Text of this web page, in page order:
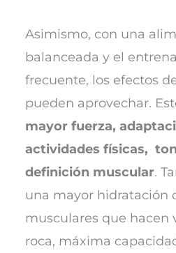
Asimismo, con una
balanceada y el
frecuente, los efectos
pueden aprovechar.
mayor fuerza,
actividades físicas,
definición muscular.
una mayor hidratación
musculares que hacen
roca, máxima